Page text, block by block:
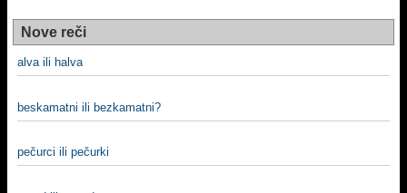
Nove reči
alva ili halva
beskamatni ili bezkamatni?
pečurci ili pečurki